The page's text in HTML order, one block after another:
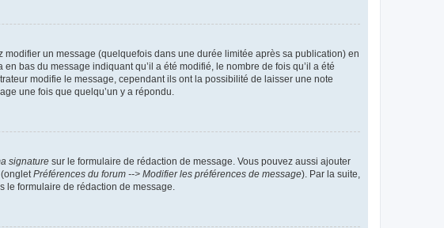
un message (quelquefois dans une durée limitée après sa publication) en
bas du message indiquant qu’il a été modifié, le nombre de fois qu’il a été
modifie le message, cependant ils ont la possibilité de laisser une note
une fois que quelqu’un y a répondu.
signature sur le formulaire de rédaction de message. Vous pouvez aussi ajouter
(ongletPréférences du forum --> Modifier les préférences de message). Par la suite,
le formulaire de rédaction de message.